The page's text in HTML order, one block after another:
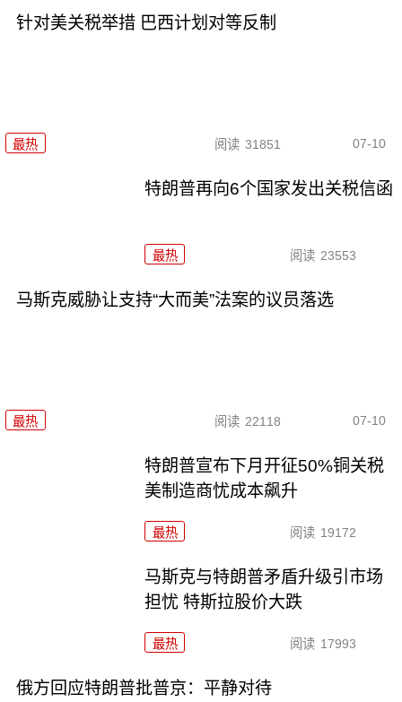
针对美关税举措 巴西计划对等反制
最热 阅读 31851 07-10
特朗普再向6个国家发出关税信函
最热 阅读 23553
马斯克威胁让支持“大而美”法案的议员落选
最热 阅读 22118 07-10
特朗普宣布下月开征50%铜关税
美制造商忧成本飙升
最热 阅读 19172
马斯克与特朗普矛盾升级引市场
担忧 特斯拉股价大跌
最热 阅读 17993
俄方回应特朗普批普京：平静对待